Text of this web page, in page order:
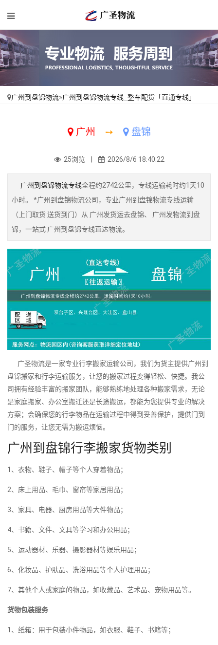
广州到盘锦物流»广州到盘锦物流专线_整车配货「直通专线」
广州 ➙ 盘锦
25浏览 | 2026/8/6 18:40:22
广州到盘锦物流专线全程约2742公里，专线运输耗时约1天10
小时。 *广州到盘锦物流公司，专业广州到盘锦物流专线运输
（上门取货 送货到门）从 广州发货运去盘锦、 广州发物流到盘
锦，一站式 广州到盘锦专线直达物流。
广圣物流是一家专业行李搬家运输公司，我们为货主提供广州到
盘锦搬家和行李运输服务，让您的搬家过程变得轻松、快捷。我公
司拥有经验丰富的搬家团队，能够熟练地处理各种搬家需求，无论
是家庭搬家、办公室搬迁还是长途搬运，都能为您提供专业的解决
方案；会确保您的行李物品在运输过程中得到妥善保护，提供门到
门的服务，让您无需为搬运烦恼。
广州到盘锦行李搬家货物类别
1、衣物、鞋子、帽子等个人穿着物品；
2、床上用品、毛巾、窗帘等家居用品；
3、家具、电器、厨房用品等大件物品；
4、书籍、文件、文具等学习和办公用品；
5、运动器材、乐器、摄影器材等娱乐用品；
6、化妆品、护肤品、洗浴用品等个人护理用品；
7、其他个人或家庭的物品，如收藏品、艺术品、宠物用品等。
货物包装服务
1、纸箱：用于包装小件物品，如衣服、鞋子、书籍等；